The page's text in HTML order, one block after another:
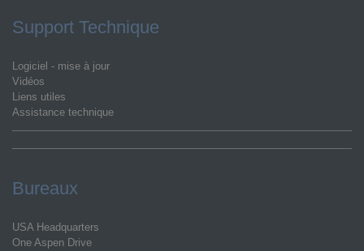
Support Technique
Logiciel - mise à jour
Vidéos
Liens utiles
Assistance technique
Bureaux
USA Headquarters
One Aspen Drive